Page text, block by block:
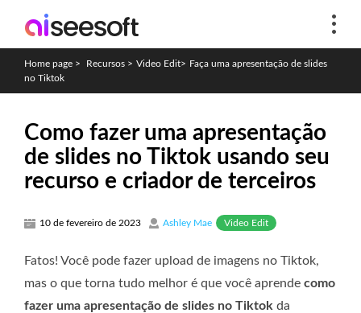
Home page > Recursos > Video Edit> Faça uma apresentação de slides
no Tiktok
Como fazer uma apresentação
de slides no Tiktok usando seu
recurso e criador de terceiros
10 de fevereiro de 2023 Ashley Mae Video Edit
Fatos! Você pode fazer upload de imagens no Tiktok,
mas o que torna tudo melhor é que você aprende como
fazer uma apresentação de slides no Tiktok da